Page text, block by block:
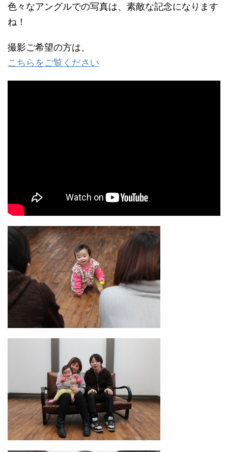
色々なアングルでの写真は、素敵な記念になります
ね！
撮影ご希望の方は、
こちらをご覧ください